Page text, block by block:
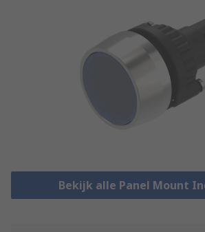
Bekijk alle Panel Mount